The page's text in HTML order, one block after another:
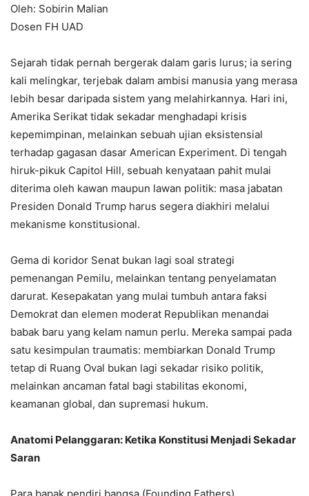
Oleh: Sobirin Malian
Dosen FH UAD
Sejarah tidak pernah bergerak dalam garis lurus; ia sering
kali melingkar, terjebak dalam ambisi manusia yang merasa
lebih besar daripada sistem yang melahirkannya. Hari ini,
Amerika Serikat tidak sekadar menghadapi krisis
kepemimpinan, melainkan sebuah ujian eksistensial
terhadap gagasan dasar American Experiment. Di tengah
hiruk-pikuk Capitol Hill, sebuah kenyataan pahit mulai
diterima oleh kawan maupun lawan politik: masa jabatan
Presiden Donald Trump harus segera diakhiri melalui
mekanisme konstitusional.
Gema di koridor Senat bukan lagi soal strategi
pemenangan Pemilu, melainkan tentang penyelamatan
darurat. Kesepakatan yang mulai tumbuh antara faksi
Demokrat dan elemen moderat Republikan menandai
babak baru yang kelam namun perlu. Mereka sampai pada
satu kesimpulan traumatis: membiarkan Donald Trump
tetap di Ruang Oval bukan lagi sekadar risiko politik,
melainkan ancaman fatal bagi stabilitas ekonomi,
keamanan global, dan supremasi hukum.
Anatomi Pelanggaran: Ketika Konstitusi Menjadi Sekadar
Saran